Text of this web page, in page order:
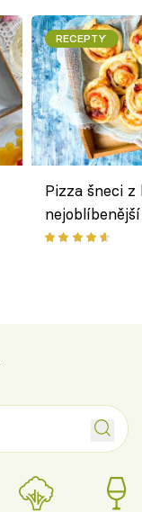
RECEPTY
Pizza šneci